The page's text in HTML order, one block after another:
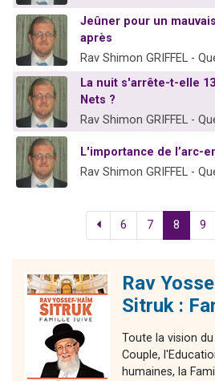
Jeûner pour un
après
Rav Shimon GRIFFEL -
La nuit s'arrête-t-elle
Nets ?
Rav Shimon GRIFFEL -
L'importance de l’arc-
Rav Shimon GRIFFEL -
6 7 8 9
Rav
Sitruk :
Toute la vision
Couple,
humaines, la